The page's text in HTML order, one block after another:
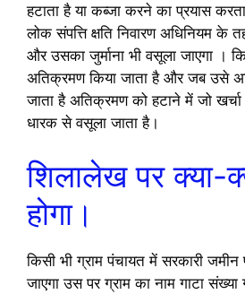
हटाता है या कब्जा करने का प्रयास
लोक संपत्ति क्षति निवारण अधिनियम के
और उसका जुर्माना भी वसूला जाएगा ।
अतिक्रमण किया जाता है और जब उसे
जाता है अतिक्रमण को हटाने में जो
धारक से वसूला जाता है।
शिलालेख पर क्या-
होगा।
किसी भी ग्राम पंचायत में सरकारी
जाएगा उस पर ग्राम का नाम गाटा